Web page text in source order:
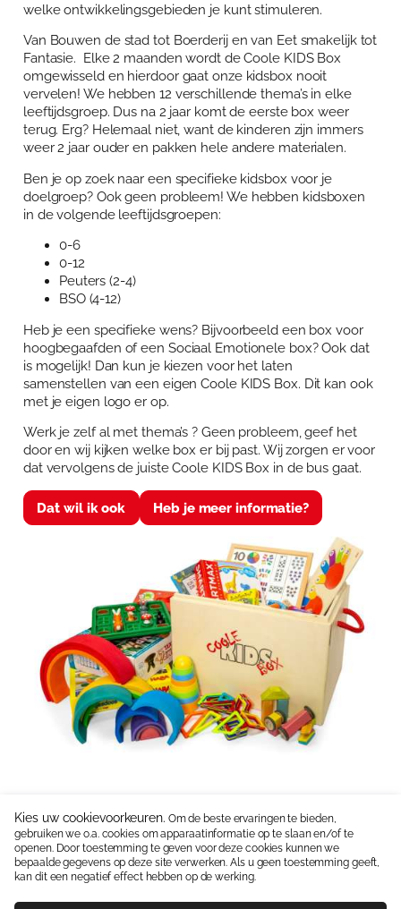
welke ontwikkelingsgebieden je kunt stimuleren.
Van Bouwen de stad tot Boerderij en van Eet smakelijk tot
Fantasie. Elke 2 maanden wordt de Coole KIDS Box
omgewisseld en hierdoor gaat onze kidsbox nooit
vervelen! We hebben 12 verschillende thema’s in elke
leeftijdsgroep. Dus na 2 jaar komt de eerste box weer
terug. Erg? Helemaal niet, want de kinderen zijn immers
weer 2 jaar ouder en pakken hele andere materialen.
Ben je op zoek naar een specifieke kidsbox voor je
doelgroep? Ook geen probleem! We hebben kidsboxen
in de volgende leeftijdsgroepen:
0-6
0-12
Peuters (2-4)
BSO (4-12)
Heb je een specifieke wens? Bijvoorbeeld een box voor
hoogbegaafden of een Sociaal Emotionele box? Ook dat
is mogelijk! Dan kun je kiezen voor het laten
samenstellen van een eigen Coole KIDS Box. Dit kan ook
met je eigen logo er op.
Werk je zelf al met thema’s ? Geen probleem, geef het
door en wij kijken welke box er bij past. Wij zorgen er voor
dat vervolgens de juiste Coole KIDS Box in de bus gaat.
Dat wil ik ook Heb je meer informatie?
Neem contact op:06 15336587|info@coolekidsbox.nl
Handige linkjes:Ontwikkelingsmaterialen
Kies uw cookievoorkeuren. Om de beste ervaringen te bieden,
gebruiken we o.a. cookies om apparaatinformatie op te slaan en/of te
openen. Door toestemming te geven voor deze cookies kunnen we
bepaalde gegevens op deze site verwerken. Als u geen toestemming geeft,
kan dit een negatief effect hebben op de werking.